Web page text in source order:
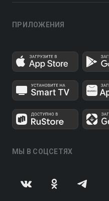
ПРИЛОЖЕНИЯ
МЫ В СОЦСЕТЯХ